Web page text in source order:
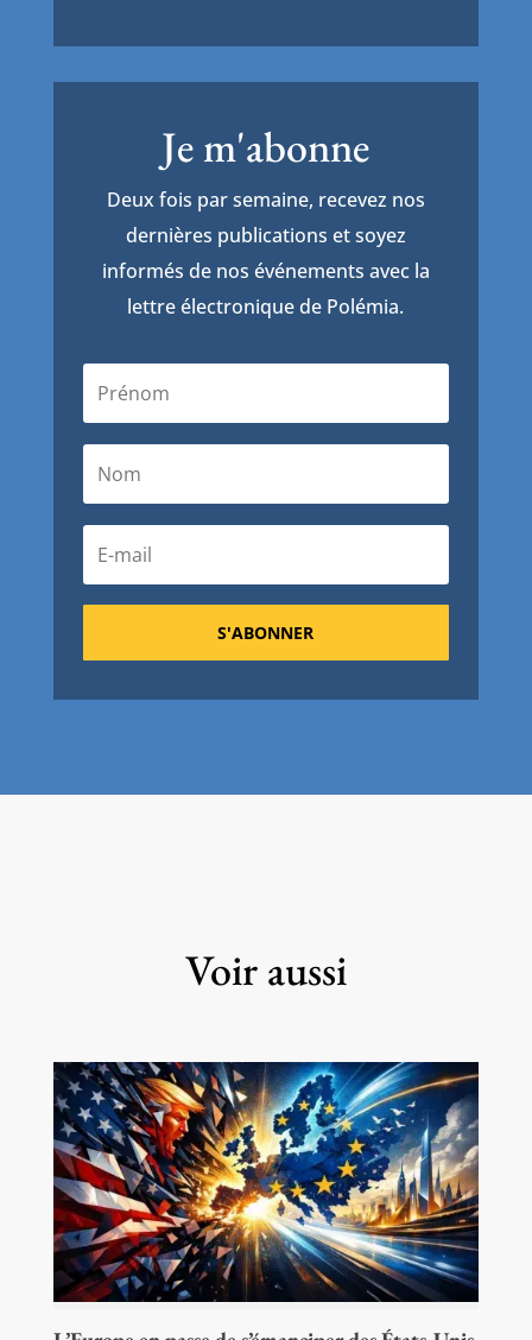
Je m'abonne
Deux fois par semaine, recevez nos
dernières publications et soyez
informés de nos événements avec la
lettre électronique de Polémia.
S'ABONNER
Voir aussi